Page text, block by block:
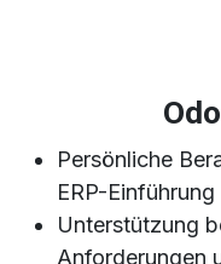
Persönliche
ERP-Einführung
Unterstützung
Anforderungen